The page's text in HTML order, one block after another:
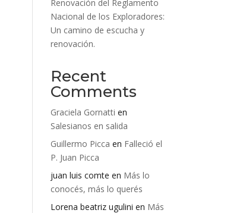
Renovación del Reglamento
Nacional de los Exploradores:
Un camino de escucha y
renovación.
Recent
Comments
Graciela Gornatti en
Salesianos en salida
Guillermo Picca en Falleció el
P. Juan Picca
juan luis comte en Más lo
conocés, más lo querés
Lorena beatriz ugulini en Más